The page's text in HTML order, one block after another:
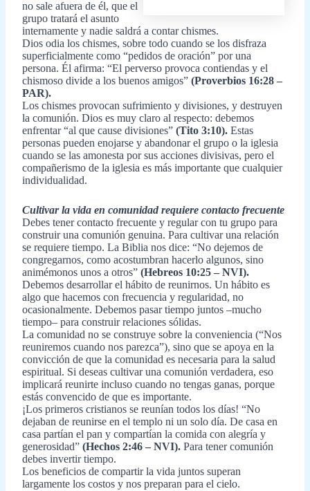
no sale afuera de él, que el
grupo tratará el asunto
internamente y nadie saldrá a contar chismes.
Dios odia los chismes, sobre todo cuando se los disfraza
superficialmente como “pedidos de oración” por una
persona. Él afirma: “El perverso provoca contiendas y el
chismoso divide a los buenos amigos”(Proverbios 16:28 –
PAR).
Los chismes provocan sufrimiento y divisiones, y destruyen
la comunión. Dios es muy claro al respecto: debemos
enfrentar “al que cause divisiones”(Tito 3:10). Estas
personas pueden enojarse y abandonar el grupo o la iglesia
cuando se las amonesta por sus acciones divisivas, pero el
compañerismo de la iglesia es más importante que cualquier
individualidad.
Cultivar la vida en comunidad requiere contacto frecuente
Debes tener contacto frecuente y regular con tu grupo para
construir una comunión genuina. Para cultivar una relación
se requiere tiempo. La Biblia nos dice: “No dejemos de
congregarnos, como acostumbran hacerlo algunos, sino
animémonos unos a otros”(Hebreos 10:25 – NVI).
Debemos desarrollar el hábito de reunirnos. Un hábito es
algo que hacemos con frecuencia y regularidad, no
ocasionalmente. Debemos pasar tiempo juntos –mucho
tiempo– para construir relaciones sólidas.
La comunidad no se construye sobre la conveniencia (“Nos
reuniremos cuando nos parezca”), sino que se apoya en la
convicción de que la comunidad es necesaria para la salud
espiritual. Si deseas cultivar una comunión verdadera, eso
implicará reunirte incluso cuando no tengas ganas, porque
estás convencido de que es importante.
¡Los primeros cristianos se reunían todos los días! “No
dejaban de reunirse en el templo ni un solo día. De casa en
casa partían el pan y compartían la comida con alegría y
generosidad” (Hechos 2:46 – NVI). Para tener comunión
debes invertir tiempo.
Los beneficios de compartir la vida juntos superan
largamente los costos y nos preparan para el cielo.